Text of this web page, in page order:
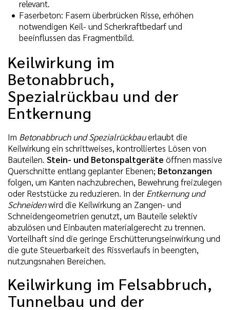
relevant.
Faserbeton: Fasern überbrücken Risse, erhöhen
notwendigen Keil- und Scherkraftbedarf und
beeinflussen das Fragmentbild.
Keilwirkung im
Betonabbruch,
Spezialrückbau und der
Entkernung
Im Betonabbruch und Spezialrückbauerlaubt die
Keilwirkung ein schrittweises, kontrolliertes Lösen von
Bauteilen. Stein- und Betonspaltgeräte öffnen massive
Querschnitte entlang geplanter Ebenen; Betonzangen
folgen, um Kanten nachzubrechen, Bewehrung freizulegen
oder Reststücke zu reduzieren. In der Entkernung und
Schneidenwird die Keilwirkung an Zangen- und
Schneidengeometrien genutzt, um Bauteile selektiv
abzulösen und Einbauten materialgerecht zu trennen.
Vorteilhaft sind die geringe Erschütterungseinwirkung und
die gute Steuerbarkeit des Rissverlaufs in beengten,
nutzungsnahen Bereichen.
Keilwirkung im Felsabbruch,
Tunnelbau und der